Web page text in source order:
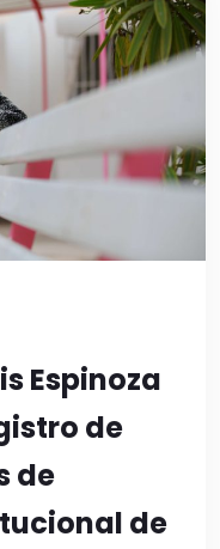
Espinoza
de
de
de